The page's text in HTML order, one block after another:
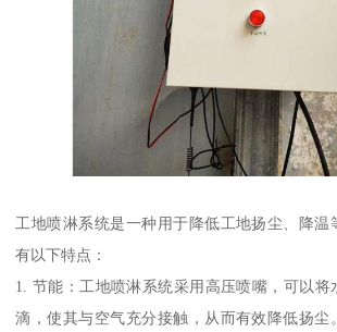
工地喷淋系统是一种用于降低工地扬尘、降温
有以下特点：
1. 节能：工地喷淋系统采用高压喷嘴，可以将
滴，使其与空气充分接触，从而有效降低扬尘